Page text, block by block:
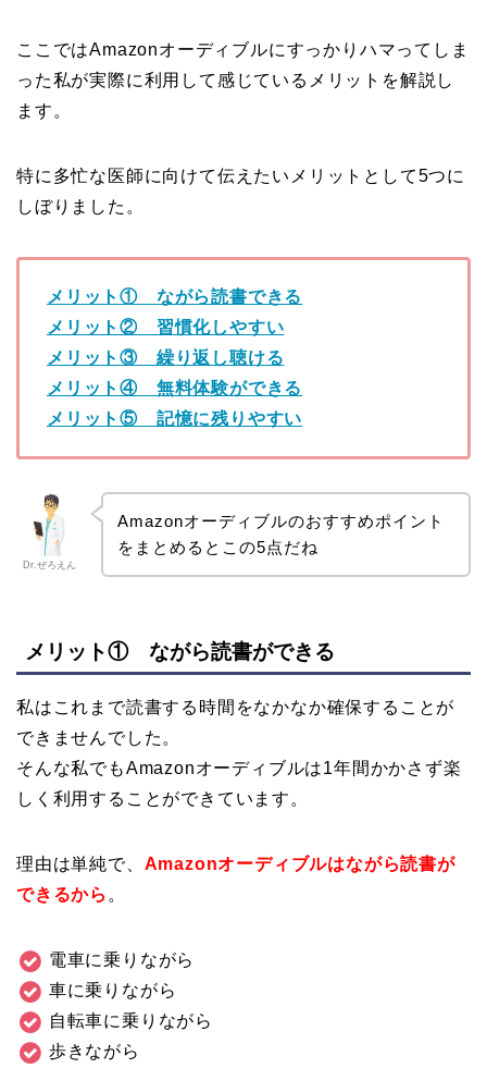
ここではAmazonオーディブルにすっかりハマってしま
った私が実際に利用して感じているメリットを解説し
ます。
特に多忙な医師に向けて伝えたいメリットとして5つに
しぼりました。
メリット① ながら読書できる
メリット② 習慣化しやすい
メリット③ 繰り返し聴ける
メリット④ 無料体験ができる
メリット⑤ 記憶に残りやすい
Dr.ぜろえん
Amazonオーディブルのおすすめポイント
をまとめるとこの5点だね
メリット① ながら読書ができる
私はこれまで読書する時間をなかなか確保することが
できませんでした。
そんな私でもAmazonオーディブルは1年間かかさず楽
しく利用することができています。
理由は単純で、 Amazonオーディブルはながら読書が
できるから 。
電車に乗りながら
車に乗りながら
自転車に乗りながら
歩きながら